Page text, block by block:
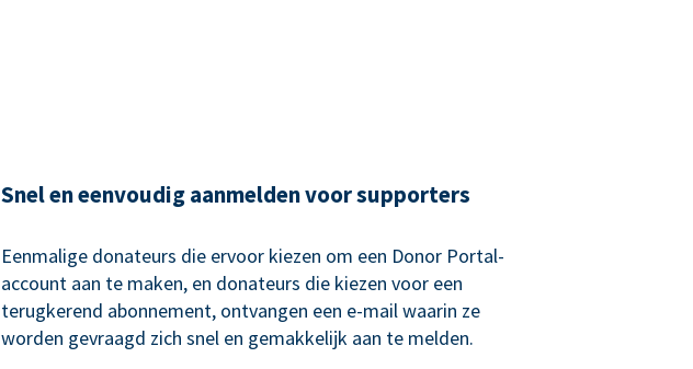
Snel en eenvoudig aanmelden voor supporters
Eenmalige donateurs die ervoor kiezen om een Donor Portal-
account aan te maken, en donateurs die kiezen voor een
terugkerend abonnement, ontvangen een e-mail waarin ze
worden gevraagd zich snel en gemakkelijk aan te melden.